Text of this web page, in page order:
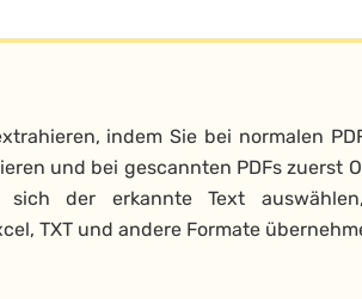
indem Sie bei normalen
und bei gescannten PDFs zuerst
sich der erkannte Text
TXT und andere Formate